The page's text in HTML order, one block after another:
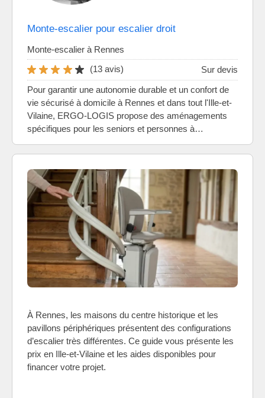
Monte-escalier pour escalier droit
Monte-escalier à Rennes
(13 avis)
Sur devis
Pour garantir une autonomie durable et un confort de
vie sécurisé à domicile à Rennes et dans tout l'Ille-et-
Vilaine, ERGO-LOGIS propose des aménagements
spécifiques pour les seniors et personnes à…
À Rennes, les maisons du centre historique et les
pavillons périphériques présentent des configurations
d’escalier très différentes. Ce guide vous présente les
prix en Ille-et-Vilaine et les aides disponibles pour
financer votre projet.